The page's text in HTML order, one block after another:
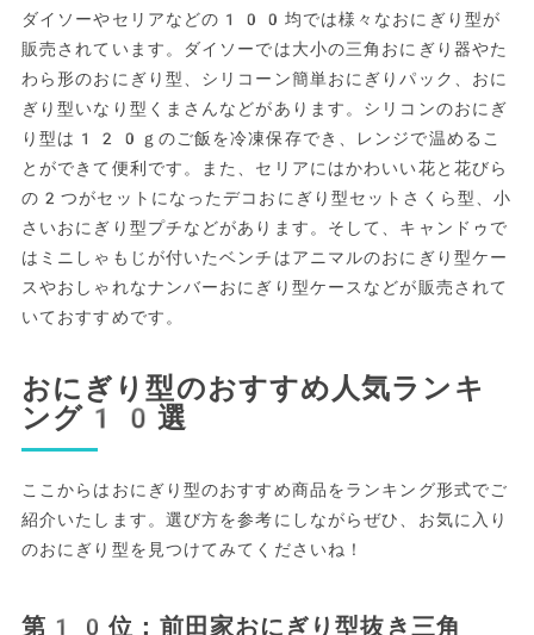
ダイソーやセリアなどの100均では様々なおにぎり型が
販売されています。ダイソーでは大小の三角おにぎり器やた
わら形のおにぎり型、シリコーン簡単おにぎりパック、おに
ぎり型いなり型くまさんなどがあります。シリコンのおにぎ
り型は120ｇのご飯を冷凍保存でき、レンジで温めるこ
とができて便利です。また、セリアにはかわいい花と花びら
の2つがセットになったデコおにぎり型セットさくら型、小
さいおにぎり型プチなどがあります。そして、キャンドゥで
はミニしゃもじが付いたベンチはアニマルのおにぎり型ケー
スやおしゃれなナンバーおにぎり型ケースなどが販売されて
いておすすめです。
おにぎり型のおすすめ人気ランキ
ング10選
ここからはおにぎり型のおすすめ商品をランキング形式でご
紹介いたします。選び方を参考にしながらぜひ、お気に入り
のおにぎり型を見つけてみてくださいね！
第10位：前田家おにぎり型抜き三角